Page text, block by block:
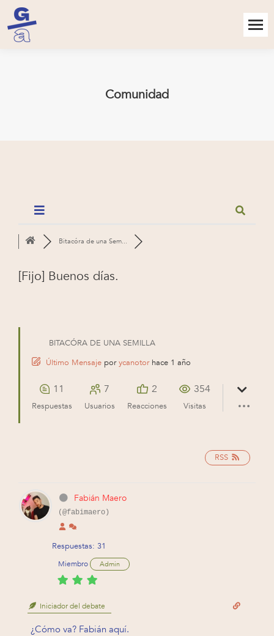
Comunidad
Bitacóra de una Sem...
[Fijo] Buenos días.
BITACÓRA DE UNA SEMILLA
Último Mensaje por ycanotor hace 1 año
11
Respuestas
7
Usuarios
2
Reacciones
354
Visitas
RSS
Fabián Maero
(@fabimaero)
Respuestas: 31
Miembro Admin
Iniciador del debate
¿Cómo va? Fabián aquí.